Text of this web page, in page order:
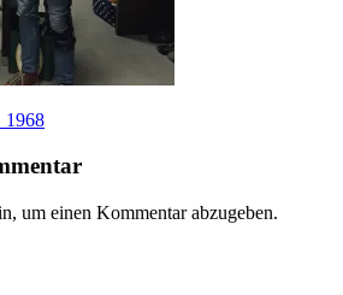
um einen Kommentar abzugeben.